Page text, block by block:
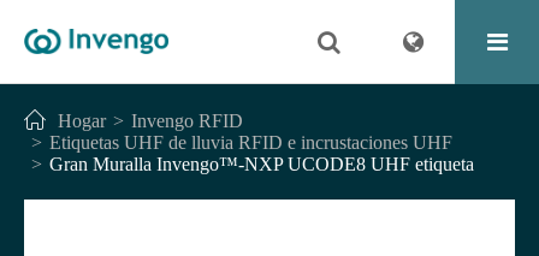
Hogar
Invengo RFID
Etiquetas UHF de lluvia RFID e incrustaciones UHF
Gran Muralla Invengo™-NXP UCODE8 UHF etiqueta